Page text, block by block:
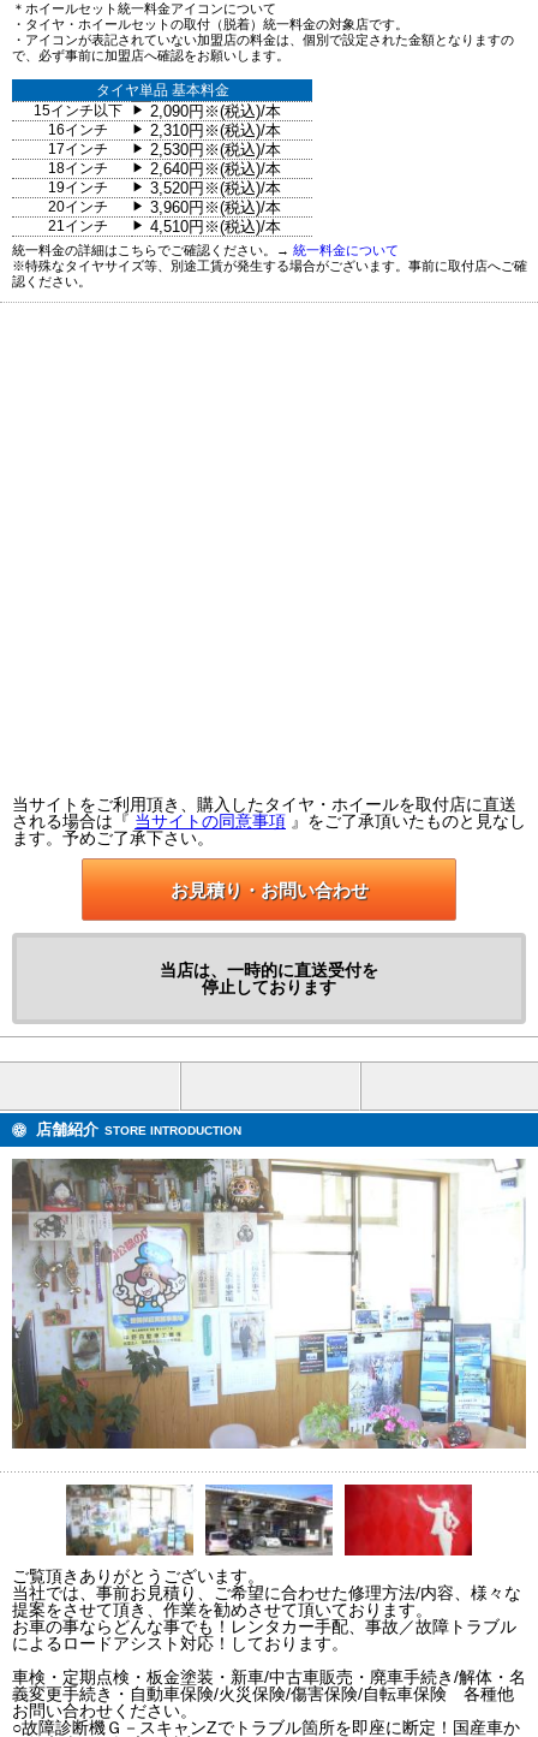
＊ホイールセット統一料金アイコンについて
・タイヤ・ホイールセットの取付（脱着）統一料金の対象店です。
・アイコンが表記されていない加盟店の料金は、個別で設定された金額となりますの
で、必ず事前に加盟店へ確認をお願いします。
タイヤ単品 基本料金
15インチ以下
▶ 2,090円※(税込)/本
16インチ ▶ 2,310円※(税込)/本
17インチ ▶ 2,530円※(税込)/本
18インチ ▶ 2,640円※(税込)/本
19インチ ▶ 3,520円※(税込)/本
20インチ ▶ 3,960円※(税込)/本
21インチ ▶ 4,510円※(税込)/本
統一料金の詳細はこちらでご確認ください。→ 統一料金について
※特殊なタイヤサイズ等、別途工賃が発生する場合がございます。事前に取付店へご確
認ください。
当サイトをご利用頂き、購入したタイヤ・ホイールを取付店に直送
される場合は『 当サイトの同意事項 』をご了承頂いたものと見なし
ます。予めご了承下さい。
お見積り・お問い合わせ
当店は、一時的に直送受付を
停止しております
店舗紹介 STORE INTRODUCTION
ご覧頂きありがとうございます。
当社では、事前お見積り、ご希望に合わせた修理方法/内容、様々な
提案をさせて頂き、作業を勧めさせて頂いております。
お車の事ならどんな事でも！レンタカー手配、事故／故障トラブル
によるロードアシスト対応！しております。
車検・定期点検・板金塗装・新車/中古車販売・廃車手続き/解体・名
義変更手続き・自動車保険/火災保険/傷害保険/自転車保険 各種他
お問い合わせください。
○故障診断機Ｇ－スキャンZでトラブル箇所を即座に断定！国産車か